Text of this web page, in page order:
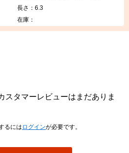
締結に使用する代表的な木ねじです。
スドライバーや電動工具で作業しや
の取り付け、家具・建具・内装部材の
手材に沈めて納めることができ、見
寸法になります。
理は生地です。ステンレスはさびにく
り、屋内の木工用途はもちろん、湿
の使用にも適しています。生地仕上げ
付材の厚み、相手材の硬さを確認して
長さ：6.3
在庫：
スタマーレビューはまだありま
るには ログインが必要です。